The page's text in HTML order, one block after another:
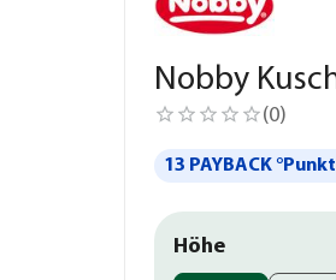
Nobby
(0)
13 PAYBACK
Höhe